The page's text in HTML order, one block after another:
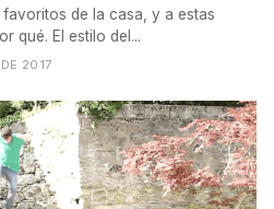
de la casa, y a estas
qué. El estilo del...
2017